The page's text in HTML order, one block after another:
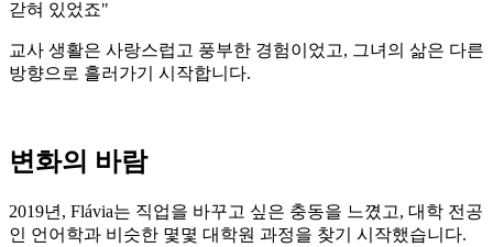
갇혀 있었죠"
교사 생활은 사랑스럽고 풍부한 경험이었고, 그녀의 삶은 다른
방향으로 흘러가기 시작합니다.
변화의 바람
2019년, Flávia는 직업을 바꾸고 싶은 충동을 느꼈고, 대학 전공
인 언어학과 비슷한 몇몇 대학원 과정을 찾기 시작했습니다.